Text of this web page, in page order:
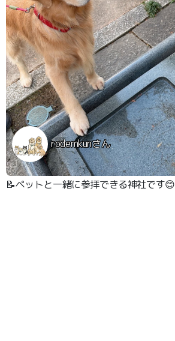
rodemkunさん
📝ペットと一緒に参拝できる神社です😊